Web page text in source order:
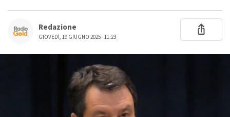
Redazione
GIOVEDÌ, 19 GIUGNO 2025 - 11:23